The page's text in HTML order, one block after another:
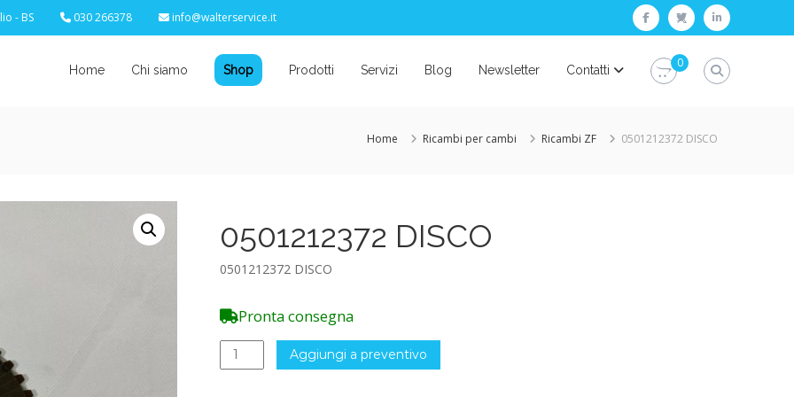
- BS 030 266378 info@walterservice.it facebooktwitterlinkedin
Home Chi siamo Shop Prodotti Servizi Blog Newsletter Contatti
0
Home Ricambi per cambi Ricambi ZF 0501212372 DISCO
0501212372 DISCO
0501212372 DISCO
Pronta consegna
0501212372
DISCO
Aggiungi a preventivo